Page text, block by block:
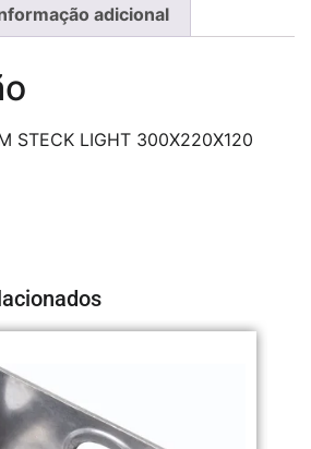
adicional
STECK LIGHT 300X220X120